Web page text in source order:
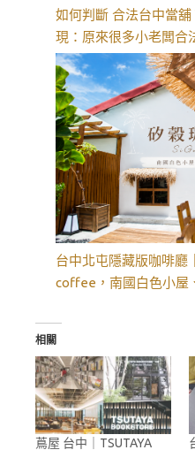
如何判斷 合法台中當
現：原來很多小老闆合
台中北屯隱藏版咖啡廳
coffee，南國白色小屋
相關
蔦屋 台中｜TSUTAYA